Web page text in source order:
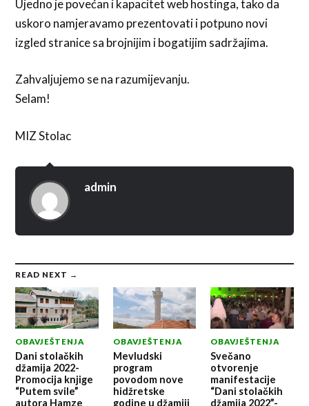
Ujedno je povećan i kapacitet web hostinga, tako da
uskoro namjeravamo prezentovati i potpuno novi
izgled stranice sa brojnijim i bogatijim sadržajima.
Zahvaljujemo se na razumijevanju.
Selam!
MIZ Stolac
admin
READ NEXT →
OBAVJEŠTENJA
Dani stolačkih
džamija 2022-
Promocija knjige
“Putem svile”
autora Hamze
OBAVJEŠTENJA
Mevludski
program
povodom nove
hidžretske
godine u džamiji
OBAVJEŠTENJA
Svečano
otvorenje
manifestacije
“Dani stolačkih
džamija 2022”-